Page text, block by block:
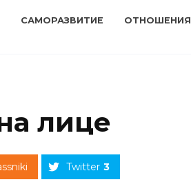
САМОРАЗВИТИЕ ОТНОШЕНИЯ
лице
Twitter 3